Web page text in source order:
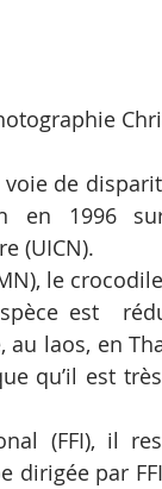
voie de
en 1996
(UICN).
le
est
laos, en
qu’il est
(FFI), il
dirigée par